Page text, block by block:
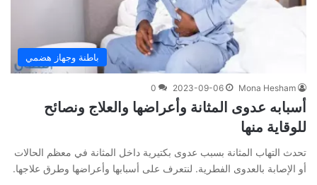
باطنة وجهاز هضمي
Mona Hesham
2023-09-06
0
أسبابه عدوى المثانة وأعراضها والعلاج ونصائح
للوقاية منها
تحدث التهاب المثانة بسبب عدوى بكتيرية داخل المثانة في معظم الحالات
أو الإصابة بالعدوى الفطرية. لنتعرف على أسبابها وأعراضها وطرق علاجها.